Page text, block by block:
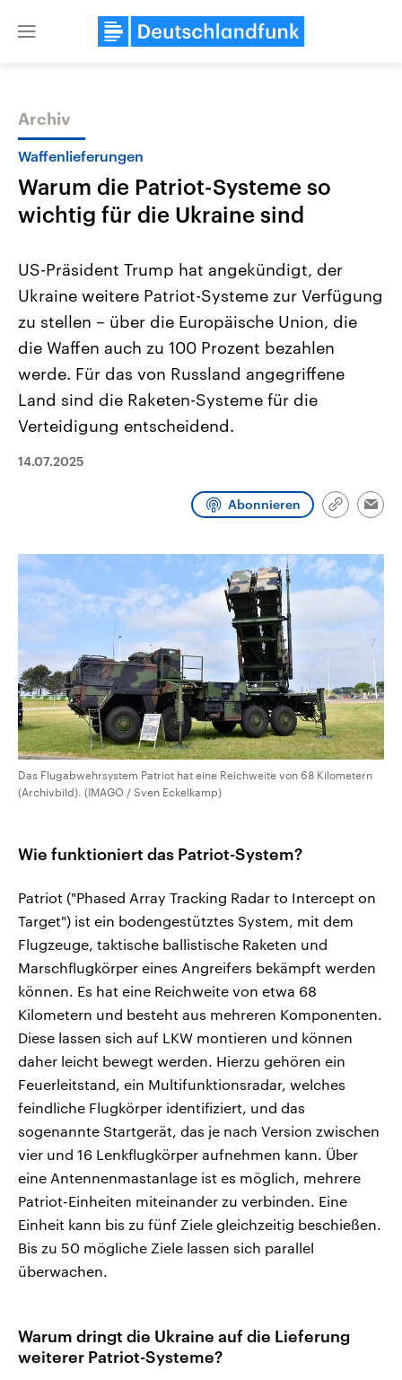
Close
Themen
Landtagswahl Sachsen-Anhalt
2026
Alle Informationen
Sachsen-Anhalt wählt am 6.
September 2026 einen neuen
Landtag. Seit 2021 wird das
Bundesland von einer Koalition aus
Umfragen, Prognosen,
und Hintergründe zu den Parteien
und Kandidaten der anstehenden
USA
Aktuelle Beiträge,
Hintergründe
Wirtschaftlich und
gehören die Vereinigten
den mächtigsten Ländern
mit großem Einfluss auf
Sendungen
Archiv
Waffenlieferungen
Warum die Patriot-Systeme so
wichtig für die Ukraine sind
US-Präsident Trump hat angekündigt, der
Ukraine weitere Patriot-Systeme zur Verfügung
zu stellen – über die Europäische Union, die
die Waffen auch zu 100 Prozent bezahlen
werde. Für das von Russland angegriffene
Land sind die Raketen-Systeme für die
Verteidigung entscheidend.
14.07.2025
Abonnieren
Link
Das Flugabwehrsystem Patriot hat eine Reichweite von 68 Kilometern
(Archivbild). (IMAGO / Sven Eckelkamp)
Wie funktioniert das Patriot-System?
Patriot ("Phased Array Tracking Radar to Intercept on
Target") ist ein bodengestütztes System, mit dem
Flugzeuge, taktische ballistische Raketen und
Marschflugkörper eines Angreifers bekämpft werden
können. Es hat eine Reichweite von etwa 68
Kilometern und besteht aus mehreren Komponenten.
Diese lassen sich auf LKW montieren und können
daher leicht bewegt werden. Hierzu gehören ein
Feuerleitstand, ein Multifunktionsradar, welches
feindliche Flugkörper identifiziert, und das
sogenannte Startgerät, das je nach Version zwischen
vier und 16 Lenkflugkörper aufnehmen kann. Über
eine Antennenmastanlage ist es möglich, mehrere
Patriot-Einheiten miteinander zu verbinden. Eine
Einheit kann bis zu fünf Ziele gleichzeitig beschießen.
Bis zu 50 mögliche Ziele lassen sich parallel
überwachen.
Warum dringt die Ukraine auf die Lieferung
weiterer Patriot-Systeme?